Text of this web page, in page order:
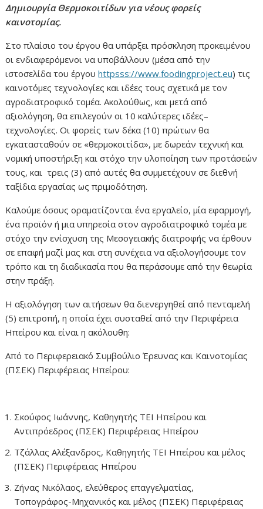
Δημιουργία Θερμοκοιτίδων για νέους φορείς
καινοτομίας.
Στο πλαίσιο του έργου θα υπάρξει πρόσκληση προκειμένου
οι ενδιαφερόμενοι να υποβάλλουν (μέσα από την
ιστοσελίδα του έργουhttpsss://www.foodingproject.eu) τις
καινοτόμες τεχνολογίες και ιδέες τους σχετικά με τον
αγροδιατροφικό τομέα. Ακολούθως, και μετά από
αξιολόγηση, θα επιλεγούν οι 10 καλύτερες ιδέες–
τεχνολογίες. Οι φορείς των δέκα (10) πρώτων θα
εγκατασταθούν σε «θερμοκοιτίδα», με δωρεάν τεχνική και
νομική υποστήριξη και στόχο την υλοποίηση των προτάσεών
τους, και τρεις (3) από αυτές θα συμμετέχουν σε διεθνή
ταξίδια εργασίας ως πριμοδότηση.
Καλούμε όσους οραματίζονται ένα εργαλείο, μία εφαρμογή,
ένα προϊόν ή μια υπηρεσία στον αγροδιατροφικό τομέα με
στόχο την ενίσχυση της Μεσογειακής διατροφής να έρθουν
σε επαφή μαζί μας και στη συνέχεια να αξιολογήσουμε τον
τρόπο και τη διαδικασία που θα περάσουμε από την θεωρία
στην πράξη.
Η αξιολόγηση των αιτήσεων θα διενεργηθεί από πενταμελή
(5) επιτροπή, η οποία έχει συσταθεί από την Περιφέρεια
Ηπείρου και είναι η ακόλουθη:
Από το Περιφερειακό Συμβούλιο Έρευνας και Καινοτομίας
(ΠΣΕΚ) Περιφέρειας Ηπείρου:
Σκούφος Ιωάννης, Καθηγητής ΤΕΙ Ηπείρου και
Αντιπρόεδρος (ΠΣΕΚ) Περιφέρειας Ηπείρου
Τζάλλας Αλέξανδρος, Καθηγητής ΤΕΙ Ηπείρου και μέλος
(ΠΣΕΚ) Περιφέρειας Ηπείρου
Ζήνας Νικόλαος, ελεύθερος επαγγελματίας,
Τοπογράφος-Μηχανικός και μέλος (ΠΣΕΚ) Περιφέρειας